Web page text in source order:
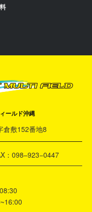
ールド沖縄
倉敷152番地8
098–923−0447